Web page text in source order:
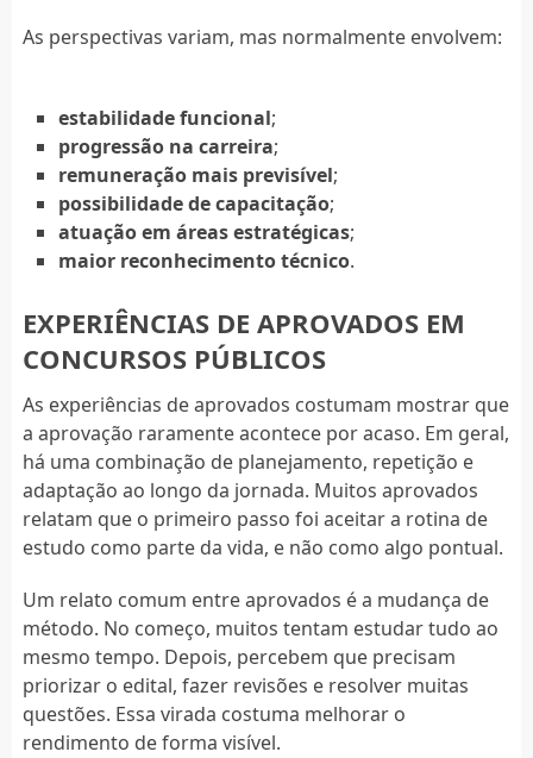
As perspectivas variam, mas normalmente envolvem:
estabilidade funcional;
progressão na carreira;
remuneração mais previsível;
possibilidade de capacitação;
atuação em áreas estratégicas;
maior reconhecimento técnico.
EXPERIÊNCIAS DE APROVADOS EM
CONCURSOS PÚBLICOS
As experiências de aprovados costumam mostrar que
a aprovação raramente acontece por acaso. Em geral,
há uma combinação de planejamento, repetição e
adaptação ao longo da jornada. Muitos aprovados
relatam que o primeiro passo foi aceitar a rotina de
estudo como parte da vida, e não como algo pontual.
Um relato comum entre aprovados é a mudança de
método. No começo, muitos tentam estudar tudo ao
mesmo tempo. Depois, percebem que precisam
priorizar o edital, fazer revisões e resolver muitas
questões. Essa virada costuma melhorar o
rendimento de forma visível.